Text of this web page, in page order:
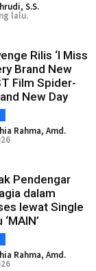
S.S.
lalu.
Rilis ‘I Miss
Brand New
Film Spider-
New Day
Rahma, Amd.
Pendengar
dalam
lewat Single
Rahma, Amd.